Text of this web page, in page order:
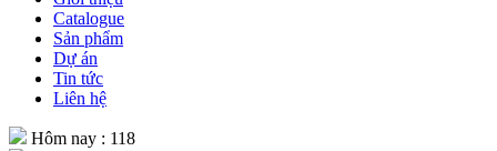
Catalogue
Sản phẩm
Dự án
Tin tức
Liên hệ
Hôm nay : 118